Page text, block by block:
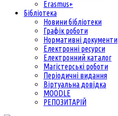
Erasmus+
Бібліотека
Новини бібліотеки
Графік роботи
Нормативні документи
Електронні ресурси
Електронний каталог
Магістерські роботи
Періодичні видання
Віртуальна довідка
MOODLE
РЕПОЗИТАРІЙ